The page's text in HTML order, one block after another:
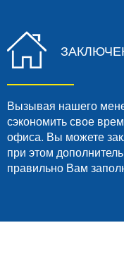
Вызывая нашего
сэкономить свое
офиса. Вы можете
при этом
правильно Вам